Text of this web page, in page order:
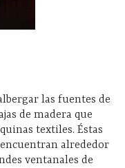
las fuentes de
de madera que
textiles. Éstas
alrededor
ventanales de